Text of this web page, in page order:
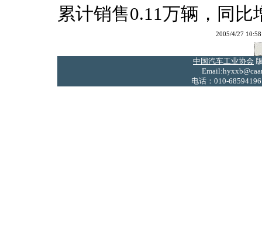
累计销售0.11万辆，同比
2005/4/27
中国汽车工业协会
电话：010-